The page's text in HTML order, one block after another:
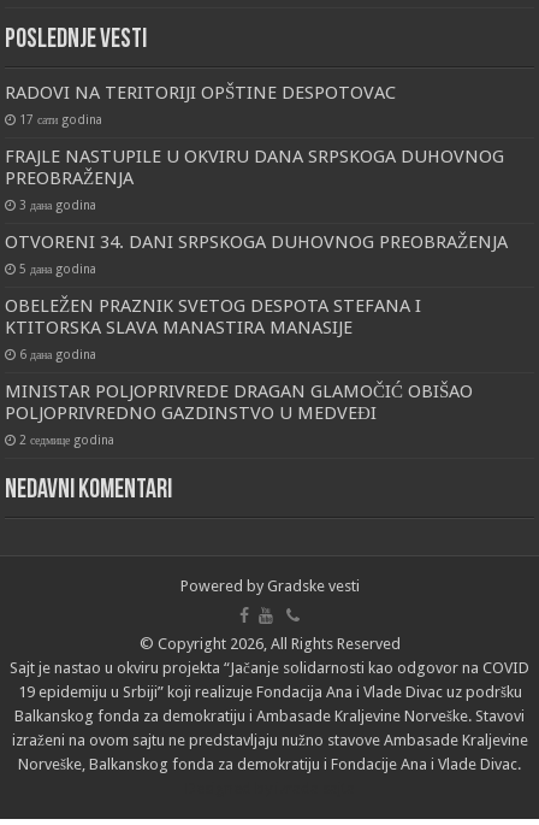
Poslednje vesti
RADOVI NA TERITORIJI OPŠTINE DESPOTOVAC
17 сати godina
FRAJLE NASTUPILE U OKVIRU DANA SRPSKOGA DUHOVNOG
PREOBRAŽENJA
3 дана godina
OTVORENI 34. DANI SRPSKOGA DUHOVNOG PREOBRAŽENJA
5 дана godina
OBELEŽEN PRAZNIK SVETOG DESPOTA STEFANA I
KTITORSKA SLAVA MANASTIRA MANASIJE
6 дана godina
MINISTAR POLJOPRIVREDE DRAGAN GLAMOČIĆ OBIŠAO
POLJOPRIVREDNO GAZDINSTVO U MEDVEĐI
2 седмице godina
Nedavni komentari
Powered by Gradske vesti
© Copyright 2026, All Rights Reserved
Sajt je nastao u okviru projekta “Jačanje solidarnosti kao odgovor na COVID
19 epidemiju u Srbiji” koji realizuje Fondacija Ana i Vlade Divac uz podršku
Balkanskog fonda za demokratiju i Ambasade Kraljevine Norveške. Stavovi
izraženi na ovom sajtu ne predstavljaju nužno stavove Ambasade Kraljevine
Norveške, Balkanskog fonda za demokratiju i Fondacije Ana i Vlade Divac.